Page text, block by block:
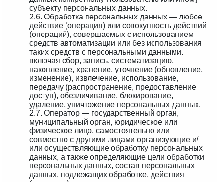
субъекту персональных данных.
2.6. Обработка персональных данных — любое
действие (операция) или совокупность действий
(операций), совершаемых с использованием
средств автоматизации или без использования
таких средств с персональными данными,
включая сбор, запись, систематизацию,
накопление, хранение, уточнение (обновление,
изменение), извлечение, использование,
передачу (распространение, предоставление,
доступ), обезличивание, блокирование,
удаление, уничтожение персональных данных.
2.7. Оператор — государственный орган,
муниципальный орган, юридическое или
физическое лицо, самостоятельно или
совместно с другими лицами организующие и/
или осуществляющие обработку персональных
данных, а также определяющие цели обработки
персональных данных, состав персональных
данных, подлежащих обработке, действия